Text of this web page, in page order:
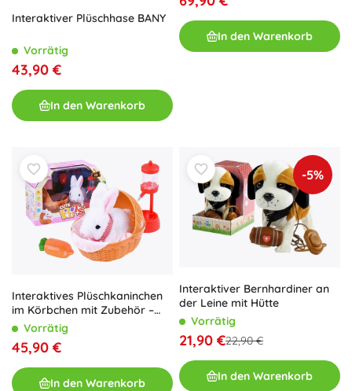
Interaktiver Plüschhase BANY
Vorrätig
43,90 €
In den Warenkorb
In den Warenkorb
Interaktives Plüschkaninchen
im Körbchen mit Zubehör –
Rosa
Vorrätig
45,90 €
In den Warenkorb
-5%
Interaktiver Bernhardiner an
der Leine mit Hütte
Vorrätig
21,90 €22,90 €
In den Warenkorb